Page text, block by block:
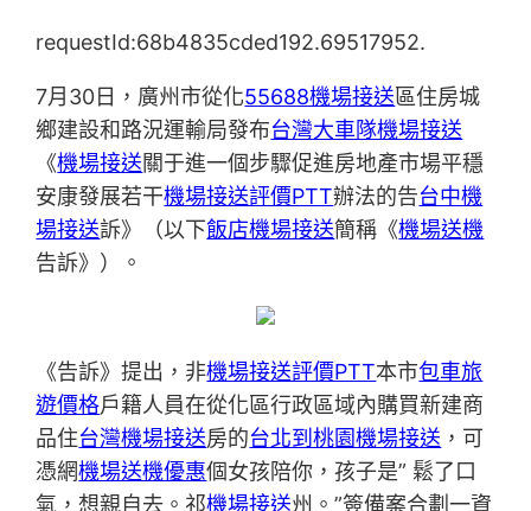
requestId:68b4835cded192.69517952.
7月30日，廣州市從化55688機場接送區住房城
鄉建設和路況運輸局發布台灣大車隊機場接送
《機場接送關于進一個步驟促進房地產市場平穩
安康發展若干機場接送評價PTT辦法的告台中機
場接送訴》（以下飯店機場接送簡稱《機場送機
告訴》）。
《告訴》提出，非機場接送評價PTT本市包車旅
遊價格戶籍人員在從化區行政區域內購買新建商
品住台灣機場接送房的台北到桃園機場接送 ，可
憑網機場送機優惠個女孩陪你，孩子是” 鬆了口
氣，想親自去。祁機場接送州。”簽備案合劃一資